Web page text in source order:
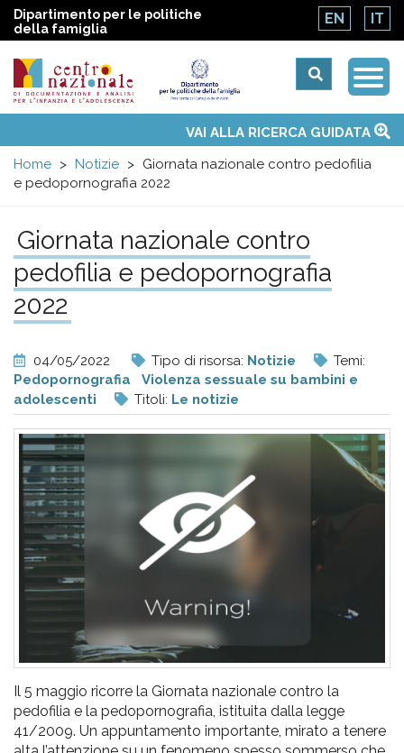
Dipartimento per le politiche
della famiglia
EN IT
Centro
nazionale
di
Documentazione
e
analisi
pr
l'infanzia
e
l'adolescenza
menu
Temi
Attività
Convenzione ONUVAI ALLA RICERCA GUIDATA
Home
Notizie
Giornata nazionale contro pedofilia
e pedopornografia 2022
Giornata nazionale contro
pedofilia e pedopornografia
2022
04/05/2022 Tipo di risorsa: Notizie
Temi:
Pedopornografia
Violenza sessuale su bambini e
adolescenti
Titoli: Le notizie
Il 5 maggio ricorre la Giornata nazionale contro la
pedofilia e la pedopornografia, istituita dalla legge
41/2009. Un appuntamento importante, mirato a tenere